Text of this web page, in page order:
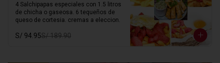
4 Salchipapas especiales con 1.5 litros
de chicha o gaseosa. 6 tequeños de
queso de cortesia. cremas a eleccion.
S/ 94.95S/ 189.90